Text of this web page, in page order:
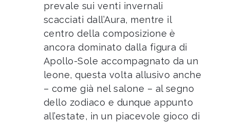
prevale sui venti invernali
scacciati dall’Aura, mentre il
centro della composizione è
ancora dominato dalla figura di
Apollo-Sole accompagnato da un
leone, questa volta allusivo anche
– come già nel salone – al segno
dello zodiaco e dunque appunto
all’estate, in un piacevole gioco di